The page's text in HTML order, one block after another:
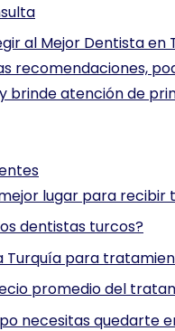
al Mejor Dentista en
recomendaciones,
brinde atención de
lugar para
dentistas turcos?
Turquía para
promedio del
necesitas quedarte